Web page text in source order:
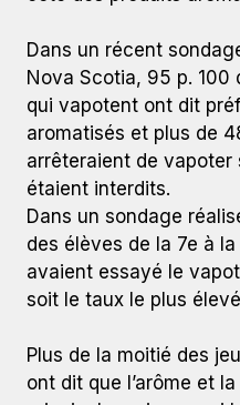
Dans un récent
Nova Scotia, 95 p. 100
qui vapotent ont dit
aromatisés et plus de
arrêteraient de vapoter
étaient interdits.
Dans un sondage
des élèves de la 7e à
avaient essayé le
soit le taux le plus
Plus de la moitié des
ont dit que l’arôme et